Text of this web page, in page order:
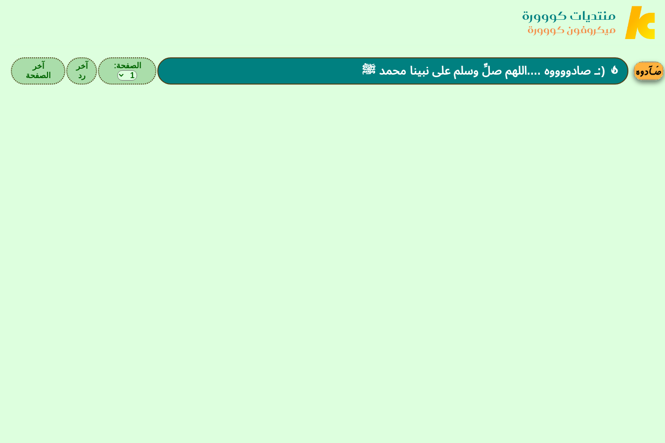
منتديات كووورة
ميكروفون كووورة
 (:ـ صادووووه ....اللهم صلِّ وسلم على نبينا محمد ﷺ الصفحة:
آخر
رد
آخر
الصفحة